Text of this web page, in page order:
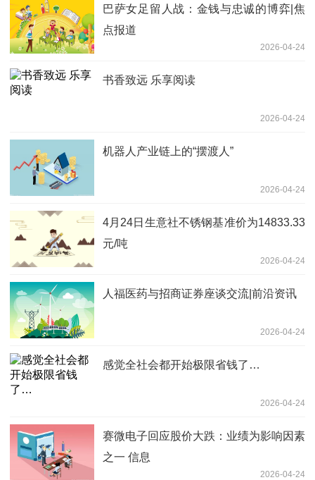
巴萨女足留人战：金钱与忠诚的博弈|焦
点报道
2026-04-24
书香致远 乐享阅读
2026-04-24
机器人产业链上的“摆渡人”
2026-04-24
4月24日生意社不锈钢基准价为14833.33
元/吨
2026-04-24
人福医药与招商证券座谈交流|前沿资讯
2026-04-24
感觉全社会都开始极限省钱了…
2026-04-24
赛微电子回应股价大跌：业绩为影响因素
之一 信息
2026-04-24